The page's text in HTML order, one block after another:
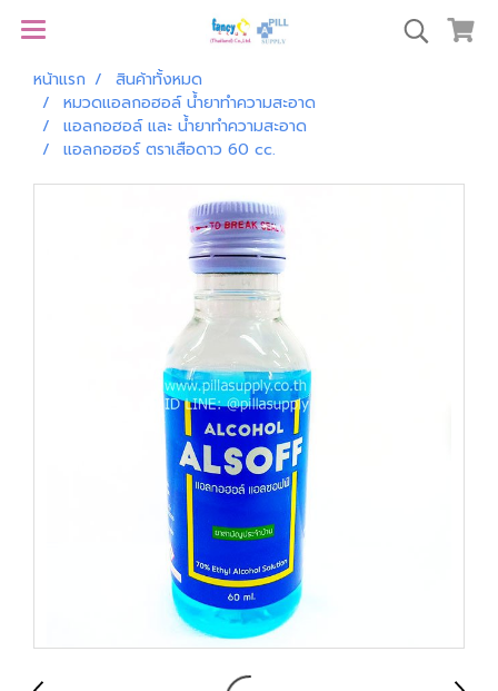
หน้าแรก
สินค้าทั้งหมด
หมวดแอลกอฮอล์ น้ำยาทำความสะอาด
แอลกอฮอล์ และ น้ำยาทำความสะอาด
แอลกอฮอร์ ตราเสือดาว 60 cc.